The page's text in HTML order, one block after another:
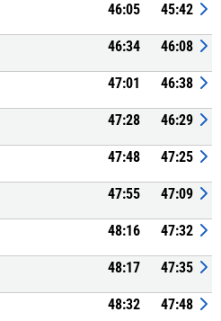
46:05 45:42
46:34 46:08
47:01 46:38
47:28 46:29
47:48 47:25
47:55 47:09
48:16 47:32
48:17 47:35
48:32 47:48